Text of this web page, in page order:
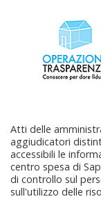
Atti delle
aggiudicatori
accessibili le
centro spesa di
di controllo sul
sull'utilizzo delle